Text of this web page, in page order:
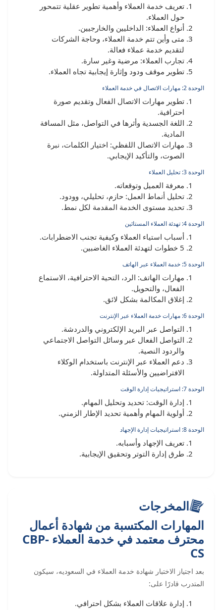
تعريف خدمة العملاء وأهمية تطوير عقلية تتمحور
حول العملاء.
أنواع العملاء: الداخليين والخارجيين.
متى وأين تتم خدمة العملاء، وحاجة الشركات
لتقديم خدمة عملاء فعالة.
تجارب العملاء: مرضية وغير سارة.
تطوير موقف ودود وإثارة إيجابية تجاه العملاء.
الوحدة 2: مهارات الاتصال في خدمة العملاء
تطوير مهارات الاتصال الفعال وتقديم صورة
احترافية.
اللغة الجسدية وأثرها في التواصل، مثل المسافة
المادية.
مهارات الاتصال اللفظي: اختيار الكلمات، نبرة
الصوت، والتأكيد الإيجابي.
الوحدة 3: تحليل العملاء
معرفة العميل وتوقعاته.
تحليل أنماط العمل: حازم، تحليلي، وودود.
تحديد مستوى الخدمة المقدمة لكل نمط.
الوحدة 4: تهدئة العملاء المستائين
أسباب استياء العملاء وكيفية تجنب الاضطرابات.
5 خطوات لتهدئة العملاء الغاضبين.
الوحدة 5: خدمة العملاء عبر الهاتف
مهارات الهاتف: الرد، التحية الاحترافية، الاستماع
الفعال، والتحويل.
إغلاق المكالمة بشكل لائق.
الوحدة 6: مهارات خدمة العملاء عبر الإنترنت
التواصل عبر البريد الإلكتروني والدردشة.
التواصل الفعال عبر وسائل التواصل الاجتماعي
والردود النصية.
دعم العملاء عبر الإنترنت باستخدام الوكلاء
الافتراضيين والأسئلة المتداولة.
الوحدة 7: استراتيجيات إدارة الوقت
إدارة الوقت: تحديد وتحليل المهام.
أولوية المهام وأهمية تحديد الإطار الزمني.
الوحدة 8: استراتيجيات إدارة الإجهاد
تعريف الإجهاد وأسبابه.
طرق إدارة التوتر وتحقيق الإيجابية.
المخرجات
المهارات المكتسبة من شهادة أعمال
محترف معتمد في خدمة العملاء CBP-
CS
بعد اجتياز الاختبار شهادة خدمة العملاء في السعوديه، سيكون
المتدرب قادرًا على:
إدارة علاقات العملاء بشكل احترافي.